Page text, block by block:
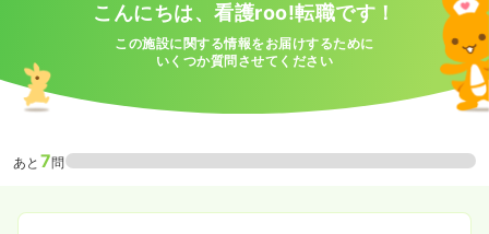
こんにちは、看護roo!転職です！
この施設に関する情報をお届けするために
いくつか質問させてください
あと 7問